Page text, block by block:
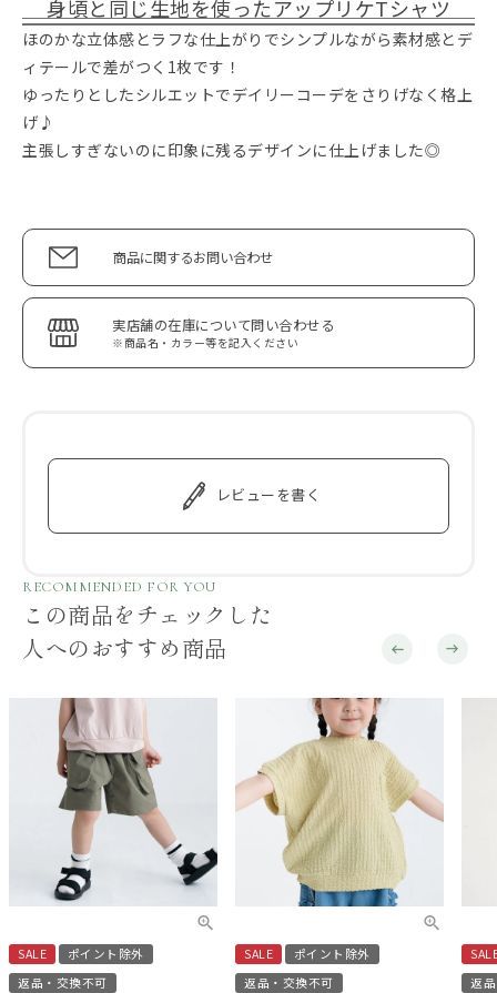
身頃と同じ生地を使ったアップリケTシャツ
ほのかな立体感とラフな仕上がりでシンプルながら素材感とデ
ィテールで差がつく1枚です！
ゆったりとしたシルエットでデイリーコーデをさりげなく格上
げ♪
主張しすぎないのに印象に残るデザインに仕上げました◎
商品に関するお問い合わせ
実店舗の在庫について問い合わせる
※商品名・カラー等を記入ください
レビューを書く
RECOMMENDED FOR YOU
この商品をチェックした
人へのおすすめ商品
SALE
ポイント除外
返品・交換不可
SALE
ポイント除外
返品・交換不可
返